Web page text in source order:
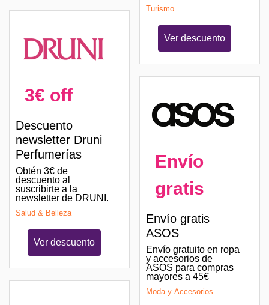
3€ off
Descuento
newsletter Druni
Perfumerías
Obtén 3€ de
descuento al
suscribirte a la
newsletter de DRUNI.
Salud & Belleza
Ver descuento
Turismo
Ver descuento
Envío
gratis
Envío gratis
ASOS
Envío gratuito en ropa
y accesorios de
ASOS para compras
mayores a 45€
Moda y Accesorios